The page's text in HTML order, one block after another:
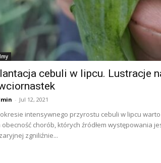
cebuli w lipcu. Lustracje
- Jul 12, 2021
intensywnego przyrostu cebuli w lipcu
obecność chorób, których źródłem występowania
zgniliźnie...